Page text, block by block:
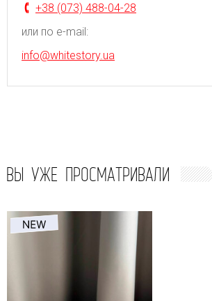
+38 (073) 488-04-28
или по e-mail:
info@whitestory.ua
ВЫ УЖЕ ПРОСМАТРИВАЛИ